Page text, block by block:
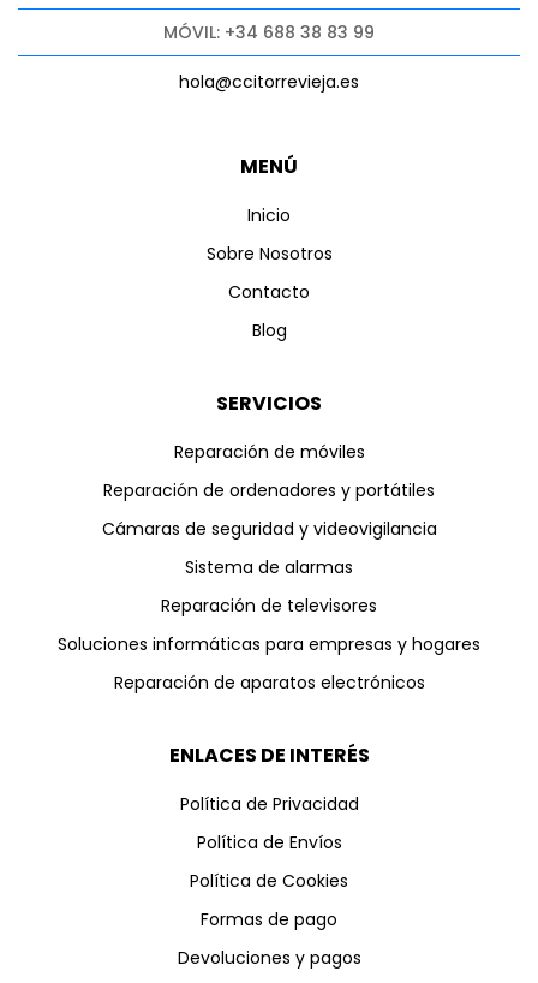
MENÚ
Inicio
Sobre Nosotros
Contacto
Blog
SERVICIOS
Reparación de móviles
Reparación de ordenadores y portátiles
Cámaras de seguridad y videovigilancia
Sistema de alarmas
Reparación de televisores
Soluciones informáticas para empresas y hogares
Reparación de aparatos electrónicos
ENLACES DE INTERÉS
Política de Privacidad
Política de Envíos
Política de Cookies
Formas de pago
Devoluciones y pagos
MÓVIL: +34 688 38 83 99
hola@ccitorrevieja.es